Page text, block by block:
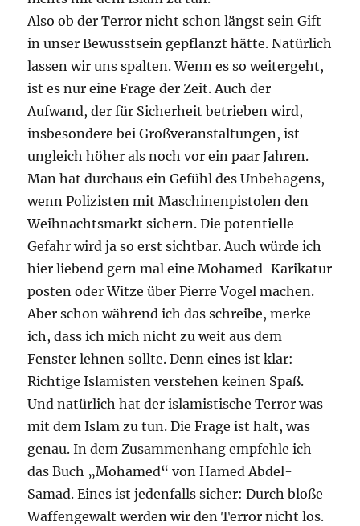
Also ob der Terror nicht schon längst sein Gift
in unser Bewusstsein gepflanzt hätte. Natürlich
lassen wir uns spalten. Wenn es so weitergeht,
ist es nur eine Frage der Zeit. Auch der
Aufwand, der für Sicherheit betrieben wird,
insbesondere bei Großveranstaltungen, ist
ungleich höher als noch vor ein paar Jahren.
Man hat durchaus ein Gefühl des Unbehagens,
wenn Polizisten mit Maschinenpistolen den
Weihnachtsmarkt sichern. Die potentielle
Gefahr wird ja so erst sichtbar. Auch würde ich
hier liebend gern mal eine Mohamed-Karikatur
posten oder Witze über Pierre Vogel machen.
Aber schon während ich das schreibe, merke
ich, dass ich mich nicht zu weit aus dem
Fenster lehnen sollte. Denn eines ist klar:
Richtige Islamisten verstehen keinen Spaß.
Und natürlich hat der islamistische Terror was
mit dem Islam zu tun. Die Frage ist halt, was
genau. In dem Zusammenhang empfehle ich
das Buch „Mohamed“ von Hamed Abdel-
Samad. Eines ist jedenfalls sicher: Durch bloße
Waffengewalt werden wir den Terror nicht los.